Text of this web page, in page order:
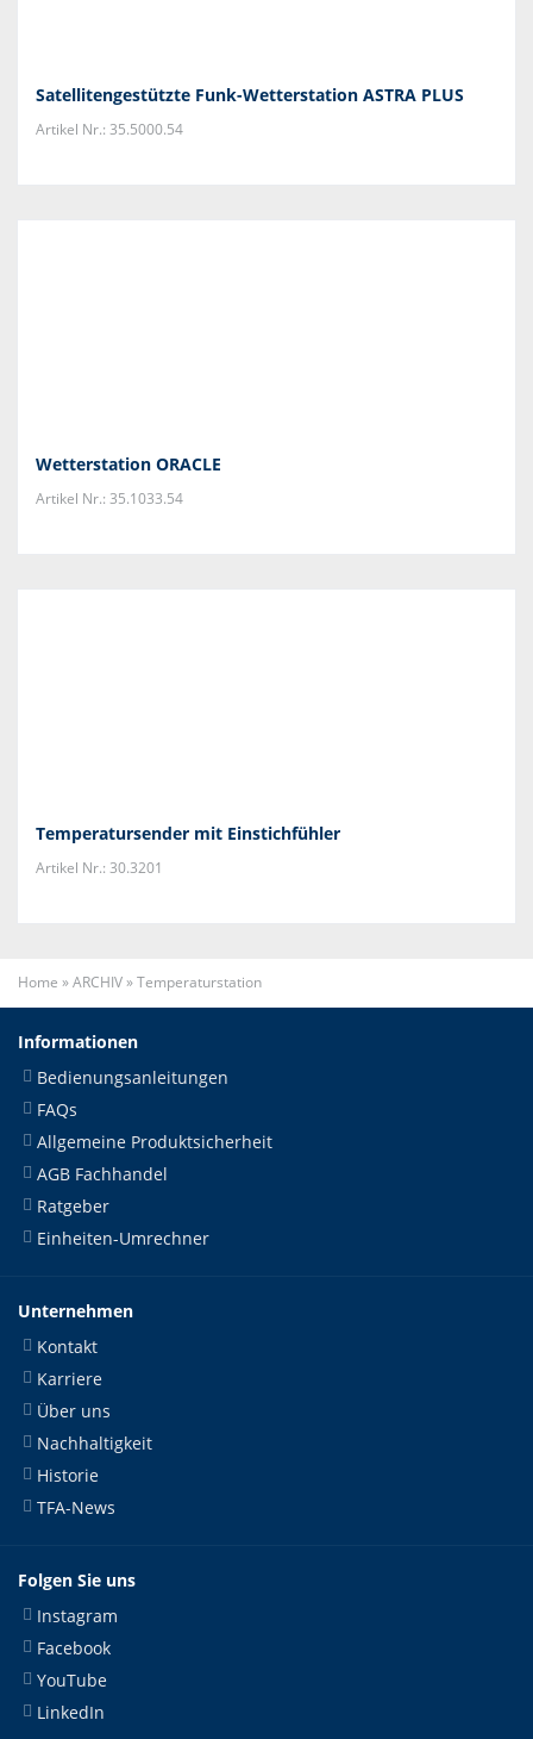
Satellitengestützte Funk-Wetterstation ASTRA PLUS
Artikel Nr.: 35.5000.54
Wetterstation ORACLE
Artikel Nr.: 35.1033.54
Temperatursender mit Einstichfühler
Artikel Nr.: 30.3201
Home »ARCHIV»Temperaturstation
Informationen
Bedienungsanleitungen
FAQs
Allgemeine Produktsicherheit
AGB Fachhandel
Ratgeber
Einheiten-Umrechner
Unternehmen
Kontakt
Karriere
Über uns
Nachhaltigkeit
Historie
TFA-News
Folgen Sie uns
Instagram
Facebook
YouTube
LinkedIn